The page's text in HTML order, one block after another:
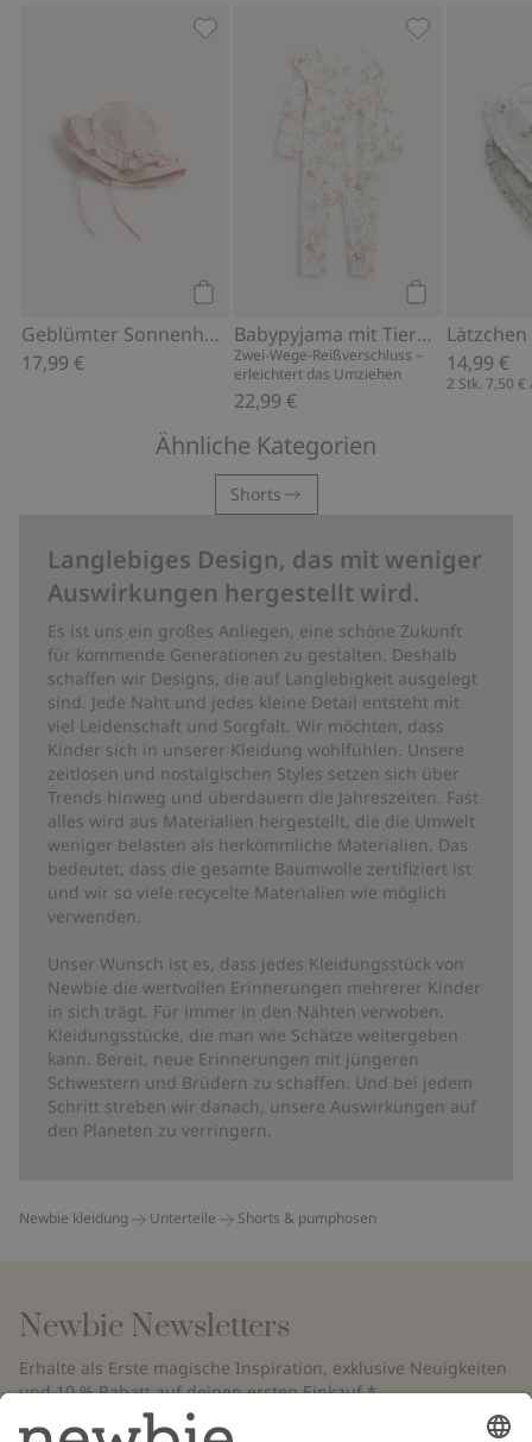
Geblümter Sonnenhut mit Schleife
17,99 €
Geblümter Sonnenhut mit Schleife,
Babypyjama mit Tiermotiv
Zwei-Wege-Reißverschluss –
erleichtert das Umziehen
22,99 €
14,99 €
2 Stk. 7,50 €
Ähnliche Kategorien
Shorts
Langlebiges Design, das mit weniger
Auswirkungen hergestellt wird.
Es ist uns ein großes Anliegen, eine schöne Zukunft
für kommende Generationen zu gestalten. Deshalb
schaffen wir Designs, die auf Langlebigkeit ausgelegt
sind. Jede Naht und jedes kleine Detail entsteht mit
viel Leidenschaft und Sorgfalt. Wir möchten, dass
Kinder sich in unserer Kleidung wohlfühlen. Unsere
zeitlosen und nostalgischen Styles setzen sich über
Trends hinweg und überdauern die Jahreszeiten. Fast
alles wird aus Materialien hergestellt, die die Umwelt
weniger belasten als herkömmliche Materialien. Das
bedeutet, dass die gesamte Baumwolle zertifiziert ist
und wir so viele recycelte Materialien wie möglich
verwenden.
Unser Wunsch ist es, dass jedes Kleidungsstück von
Newbie die wertvollen Erinnerungen mehrerer Kinder
in sich trägt. Für immer in den Nähten verwoben.
Kleidungsstücke, die man wie Schätze weitergeben
kann. Bereit, neue Erinnerungen mit jüngeren
Schwestern und Brüdern zu schaffen. Und bei jedem
Schritt streben wir danach, unsere Auswirkungen auf
den Planeten zu verringern.
Newbie kleidung Unterteile Shorts & pumphosen
Newbie Newsletters
Erhalte als Erste magische Inspiration, exklusive Neuigkeiten
und 10 % Rabatt auf deinen ersten Einkauf.*
*Gilt nur für deine erste Bestellung und ist nicht mit anderen Rabatten